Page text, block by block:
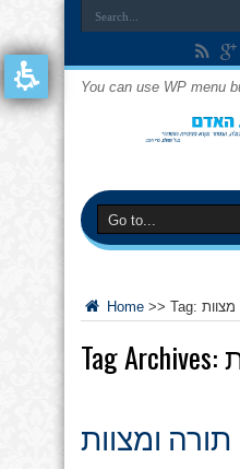
You can use WP menu
Home >> Tag: מצוות
Tag Archives:
תורה ומצוות